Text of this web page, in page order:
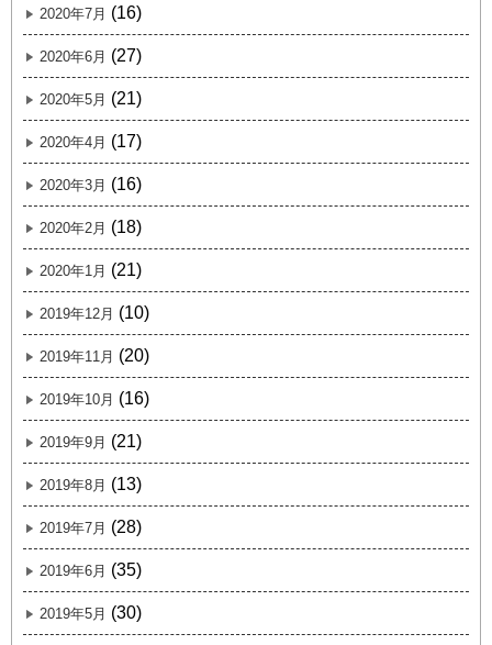
2020年7月 (16)
2020年6月 (27)
2020年5月 (21)
2020年4月 (17)
2020年3月 (16)
2020年2月 (18)
2020年1月 (21)
2019年12月 (10)
2019年11月 (20)
2019年10月 (16)
2019年9月 (21)
2019年8月 (13)
2019年7月 (28)
2019年6月 (35)
2019年5月 (30)